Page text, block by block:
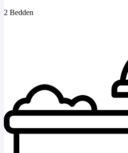
2 Bedden